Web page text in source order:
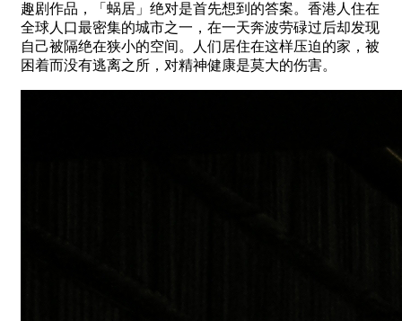
趣剧作品，「蜗居」绝对是首先想到的答案。香港人住在
全球人口最密集的城市之一，在一天奔波劳碌过后却发现
自己被隔绝在狭小的空间。人们居住在这样压迫的家，被
困着而没有逃离之所，对精神健康是莫大的伤害。